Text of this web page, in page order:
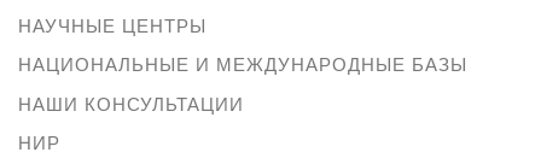
НАУЧНЫЕ ЦЕНТРЫ
НАЦИОНАЛЬНЫЕ И МЕЖДУНАРОДНЫЕ БАЗЫ
НАШИ КОНСУЛЬТАЦИИ
НИР